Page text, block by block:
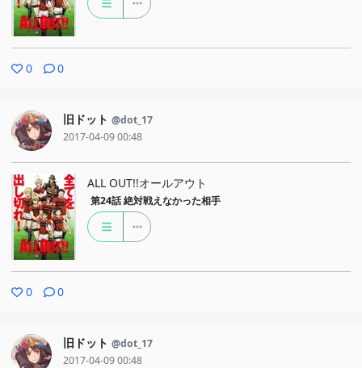
0 0
旧ドット @dot_17
2017-04-09 00:48
ALL OUT!!オールアウト
第24話 絶対戦えなかった相手
0 0
旧ドット @dot_17
2017-04-09 00:48